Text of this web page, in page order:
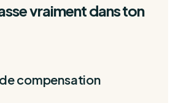
vraiment dans ton
compensation